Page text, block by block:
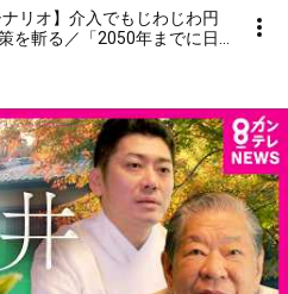
リオ】介入でもじわじわ円
を斬る／「2050年までに日
変わらない／28年ぶり日米
ミン・ユルマズ×野沢春日